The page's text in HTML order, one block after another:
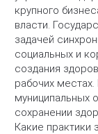
крупного
власти.
задачей
социальных и
создания
рабочих
муниципальных
сохранении
Какие практики